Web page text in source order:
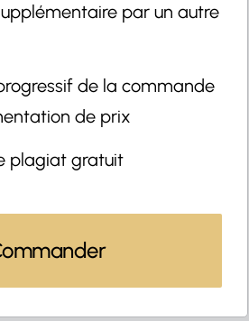
par un autre
de la commande
de prix
plagiat gratuit